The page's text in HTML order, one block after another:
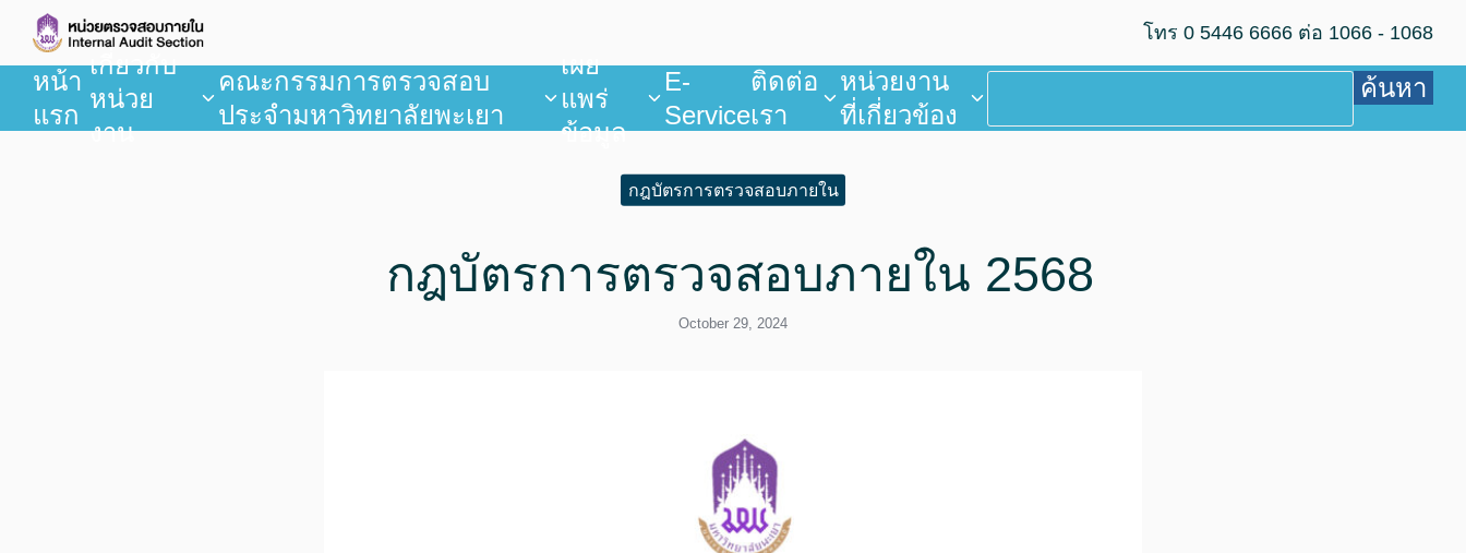
โทร 0 5446 6666 ต่อ 1066 - 1068
หน้า
แรก
เกี่ยวกับ
หน่วย
งาน
คณะกรรมการตรวจสอบ
ประจำมหาวิทยาลัยพะเยา
เผย
แพร่
ข้อมูล
E-
Service
ติดต่อ
เรา
หน่วยงาน
ที่เกี่ยวข้อง
ค้นหา
กฎบัตรการตรวจสอบภายใน
กฎบัตรการตรวจสอบภายใน 2568
October 29, 2024